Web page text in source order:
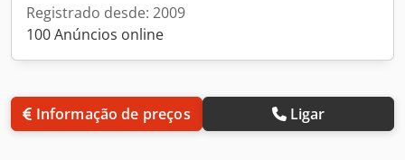
Registrado desde: 2009
100 Anúncios online
Informação de preços Ligar